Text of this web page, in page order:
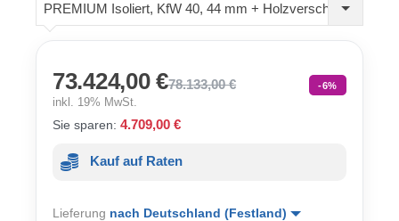
PREMIUM Isoliert, KfW 40, 44 mm + Holzverschalung
73.424,00 €78.133,00 € -6%
inkl. 19% MwSt.
Sie sparen: 4.709,00 €
Kauf auf Raten
Lieferung nach Deutschland (Festland)